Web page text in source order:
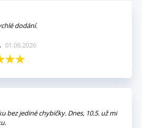
dodání.
01.06.2026
bez jediné chybičky. Dnes, 10.5. už mi